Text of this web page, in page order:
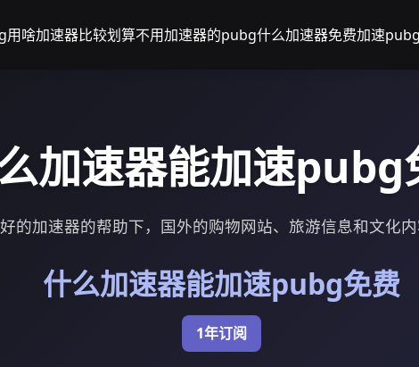
用啥加速器比较划算不用加速器的pubg什么加速器免费加速pubg
加速器能加速pubg
的加速器的帮助下，国外的购物网站、旅游信息和文化内
什么加速器能加速pubg免费
1年订阅